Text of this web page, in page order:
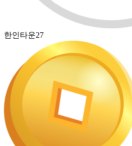
한인타운27